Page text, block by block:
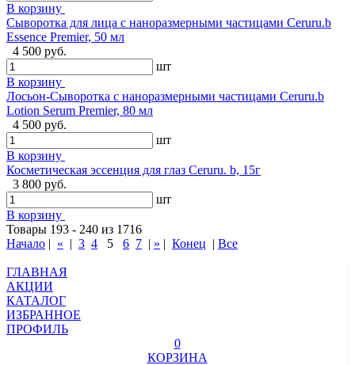
В корзину
Сыворотка для лица с наноразмерными частицами Ceruru.b
Essence Premier, 50 мл
4 500 руб.
шт
В корзину
Лосьон-Сыворотка с наноразмерными частицами Ceruru.b
Lotion Serum Premier, 80 мл
4 500 руб.
шт
В корзину
Косметическая эссенция для глаз Ceruru. b, 15г
3 800 руб.
шт
В корзину
Товары 193 - 240 из 1716
Начало | « | 3 4 5 6 7 | » | Конец | Все
ГЛАВНАЯ
АКЦИИ
КАТАЛОГ
ИЗБРАННОЕ
ПРОФИЛЬ
0
КОРЗИНА